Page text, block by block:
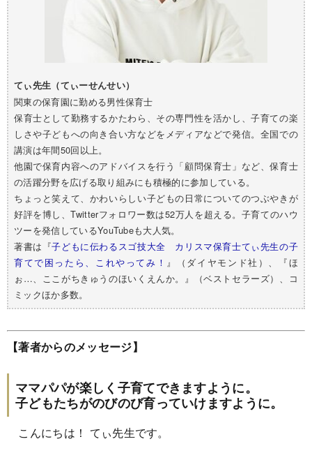
てぃ先生（てぃーせんせい）
関東の保育園に勤める男性保育士
保育士として勤務するかたわら、その専門性を活かし、子育ての楽
しさや子どもへの向き合い方などをメディアなどで発信。全国での
講演は年間50回以上。
他園で保育内容へのアドバイスを行う「顧問保育士」など、保育士
の活躍分野を広げる取り組みにも積極的に参加している。
ちょっと笑えて、かわいらしい子どもの日常についてのつぶやきが
好評を博し、Twitterフォロワー数は52万人を超える。子育てのハウ
ツーを発信しているYouTubeも大人気。
著書は『子どもに伝わるスゴ技大全 カリスマ保育士てぃ先生の子
育てで困ったら、これやってみ！ 』（ダイヤモンド社）、『ほ
ぉ…、ここがちきゅうのほいくえんか。』（ベストセラーズ）、コ
ミックほか多数。
【著者からのメッセージ】
ママパパが楽しく子育てできますように。
子どもたちがのびのび育っていけますように。
こんにちは！ てぃ先生です。